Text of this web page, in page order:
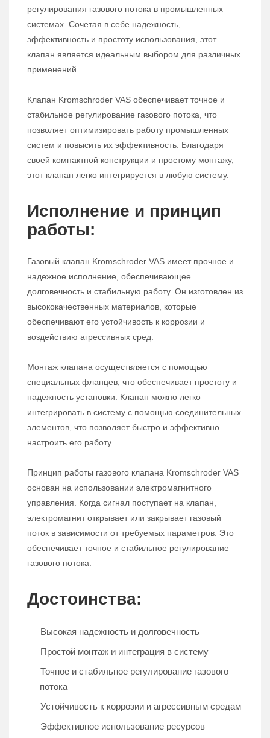
регулирования газового потока в промышленных
системах. Сочетая в себе надежность,
эффективность и простоту использования, этот
клапан является идеальным выбором для различных
применений.
Клапан Kromschroder VAS обеспечивает точное и
стабильное регулирование газового потока, что
позволяет оптимизировать работу промышленных
систем и повысить их эффективность. Благодаря
своей компактной конструкции и простому монтажу,
этот клапан легко интегрируется в любую систему.
Исполнение и принцип
работы:
Газовый клапан Kromschroder VAS имеет прочное и
надежное исполнение, обеспечивающее
долговечность и стабильную работу. Он изготовлен из
высококачественных материалов, которые
обеспечивают его устойчивость к коррозии и
воздействию агрессивных сред.
Монтаж клапана осуществляется с помощью
специальных фланцев, что обеспечивает простоту и
надежность установки. Клапан можно легко
интегрировать в систему с помощью соединительных
элементов, что позволяет быстро и эффективно
настроить его работу.
Принцип работы газового клапана Kromschroder VAS
основан на использовании электромагнитного
управления. Когда сигнал поступает на клапан,
электромагнит открывает или закрывает газовый
поток в зависимости от требуемых параметров. Это
обеспечивает точное и стабильное регулирование
газового потока.
Достоинства:
Высокая надежность и долговечность
Простой монтаж и интеграция в систему
Точное и стабильное регулирование газового
потока
Устойчивость к коррозии и агрессивным средам
Эффективное использование ресурсов